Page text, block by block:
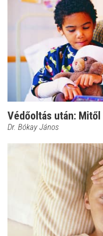
Védőoltás után:
Dr. Bókay János